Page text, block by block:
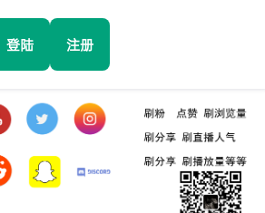
登陆 注册
Facebook
TikTok